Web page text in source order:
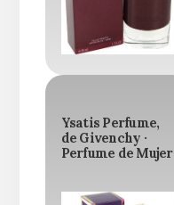
Ysatis Perfume,
de Givenchy ·
Perfume de Mujer